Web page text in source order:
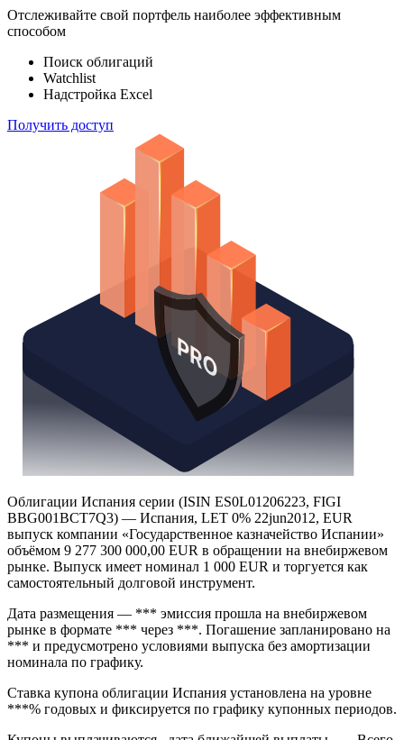
Отслеживайте свой портфель наиболее эффективным
способом
Поиск облигаций
Watchlist
Надстройка Excel
Получить доступ
Облигации Испания серии (ISIN ES0L01206223, FIGI
BBG001BCT7Q3) — Испания, LET 0% 22jun2012, EUR
выпуск компании «Государственное казначейство Испании»
объёмом 9 277 300 000,00 EUR в обращении на внебиржевом
рынке. Выпуск имеет номинал 1 000 EUR и торгуется как
самостоятельный долговой инструмент.
Дата размещения — *** эмиссия прошла на внебиржевом
рынке в формате *** через ***. Погашение запланировано на
*** и предусмотрено условиями выпуска без амортизации
номинала по графику.
Ставка купона облигации Испания установлена на уровне
***% годовых и фиксируется по графику купонных периодов.